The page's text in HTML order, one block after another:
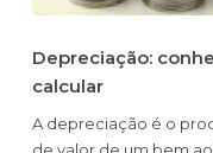
Depreciação:
calcular
A depreciação é o